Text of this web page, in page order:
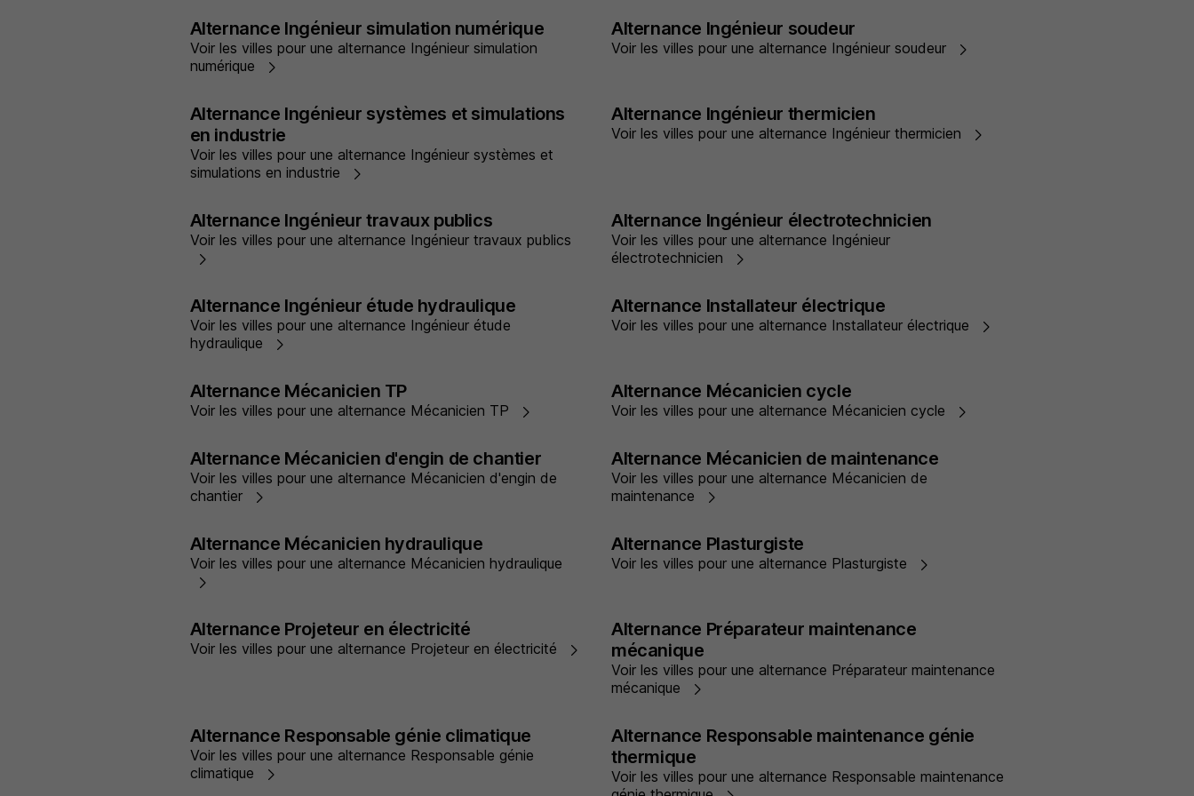
Alternance Ingénieur simulation numérique
Voir les villes pour une alternance Ingénieur simulation
numérique
Alternance Ingénieur soudeur
Voir les villes pour une alternance Ingénieur soudeur
Alternance Ingénieur systèmes et simulations
en industrie
Voir les villes pour une alternance Ingénieur systèmes et
simulations en industrie
Alternance Ingénieur thermicien
Voir les villes pour une alternance Ingénieur thermicien
Alternance Ingénieur travaux publics
Voir les villes pour une alternance Ingénieur travaux publics
Alternance Ingénieur électrotechnicien
Voir les villes pour une alternance Ingénieur
électrotechnicien
Alternance Ingénieur étude hydraulique
Voir les villes pour une alternance Ingénieur étude
hydraulique
Alternance Installateur électrique
Voir les villes pour une alternance Installateur électrique
Alternance Mécanicien TP
Voir les villes pour une alternance Mécanicien TP
Alternance Mécanicien cycle
Voir les villes pour une alternance Mécanicien cycle
Alternance Mécanicien d'engin de chantier
Voir les villes pour une alternance Mécanicien d'engin de
chantier
Alternance Mécanicien de maintenance
Voir les villes pour une alternance Mécanicien de
maintenance
Alternance Mécanicien hydraulique
Voir les villes pour une alternance Mécanicien hydraulique
Alternance Plasturgiste
Voir les villes pour une alternance Plasturgiste
Alternance Projeteur en électricité
Voir les villes pour une alternance Projeteur en électricité
Alternance Préparateur maintenance
mécanique
Voir les villes pour une alternance Préparateur maintenance
mécanique
Alternance Responsable génie climatique
Voir les villes pour une alternance Responsable génie
climatique
Alternance Responsable maintenance génie
thermique
Voir les villes pour une alternance Responsable maintenance